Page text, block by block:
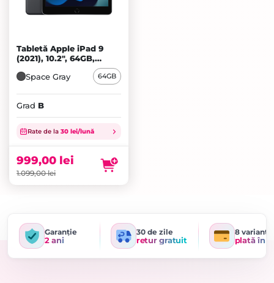
Tabletă Apple iPad 9
(2021), 10.2", 64GB,
Cellular, Space Gray - B
Space Gray
64GB
Grad B
Rate de la 30 lei/lună
1.099,00lei
Prețul
inițial
fost:
1.099,00 lei.
999,00 lei
Prețul
este:
999,00 lei.
Garanție
2 ani
30 de zile
retur gratuit
8 variante
plată în